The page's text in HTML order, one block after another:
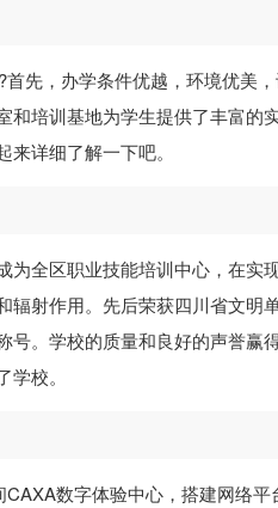
先，办学条件优越，环境优美
培训基地为学生提供了丰富的
详细了解一下吧。
全区职业技能培训中心，在实
射作用。先后荣获四川省文明
。学校的质量和良好的声誉赢
校。
数字体验中心，搭建网络